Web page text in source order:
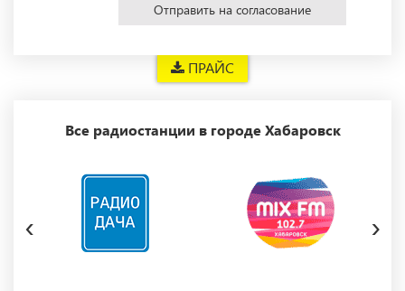
ПРАЙС
Отправить на согласование
Все радиостанции в городе Хабаровск
‹ ›